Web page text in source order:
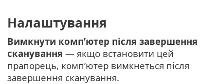
Налаштування
Вимкнути комп’ютер після завершення
сканування — якщо встановити цей
прапорець, комп’ютер вимкнеться після
завершення сканування.